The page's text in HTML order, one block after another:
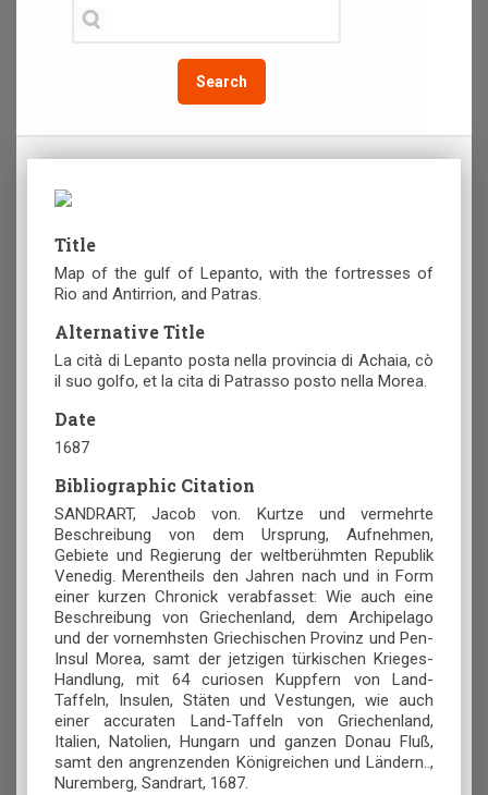
Search
Title
Map of the gulf of Lepanto, with the fortresses of
Rio and Antirrion, and Patras.
Alternative Title
La cità di Lepanto posta nella provincia di Achaia, cò
il suo golfo, et la cita di Patrasso posto nella Morea.
Date
1687
Bibliographic Citation
SANDRART, Jacob von. Kurtze und vermehrte
Beschreibung von dem Ursprung, Aufnehmen,
Gebiete und Regierung der weltberühmten Republik
Venedig. Merentheils den Jahren nach und in Form
einer kurzen Chronick verabfasset: Wie auch eine
Beschreibung von Griechenland, dem Archipelago
und der vornemhsten Griechischen Provinz und Pen-
Insul Morea, samt der jetzigen türkischen Krieges-
Handlung, mit 64 curiosen Kuppfern von Land-
Taffeln, Insulen, Stäten und Vestungen, wie auch
einer accuraten Land-Taffeln von Griechenland,
Italien, Natolien, Hungarn und ganzen Donau Fluß,
samt den angrenzenden Königreichen und Ländern..,
Nuremberg, Sandrart, 1687.